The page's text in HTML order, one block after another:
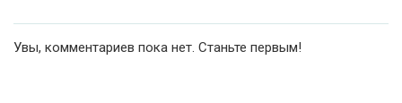
Увы, комментариев пока нет. Станьте первым!